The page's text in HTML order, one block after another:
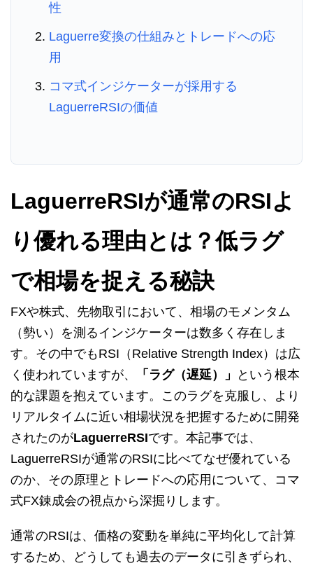
性
Laguerre変換の仕組みとトレードへの応
用
コマ式インジケーターが採用する
LaguerreRSIの価値
LaguerreRSIが通常のRSIよ
り優れる理由とは？低ラグ
で相場を捉える秘訣
FXや株式、先物取引において、相場のモメンタム
（勢い）を測るインジケーターは数多く存在しま
す。その中でもRSI（Relative Strength Index）は広
く使われていますが、
「ラグ（遅延）」
という根本
的な課題を抱えています。このラグを克服し、より
リアルタイムに近い相場状況を把握するために開発
されたのがLaguerreRSIです。本記事では、
LaguerreRSIが通常のRSIに比べてなぜ優れている
のか、その原理とトレードへの応用について、コマ
式FX錬成会の視点から深掘りします。
通常のRSIは、価格の変動を単純に平均化して計算
するため、どうしても過去のデータに引きずられ、